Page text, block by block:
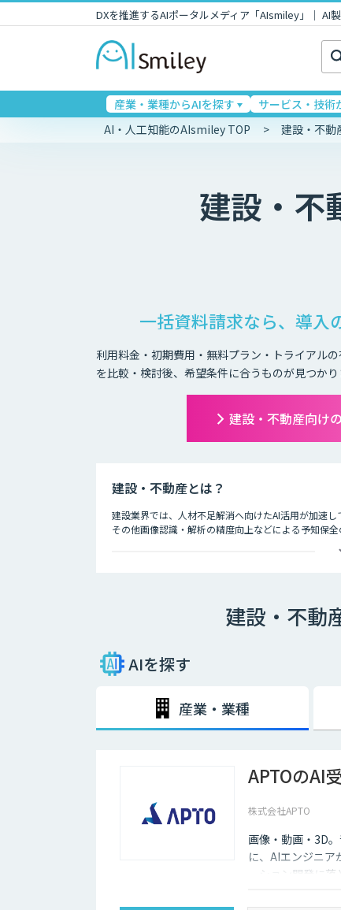
DXを推進するAIポータルメディア「AIsmiley」｜ AI
検
索:
産業・業種からAIを探す サービス・技術
AI・人工知能のAIsmiley TOP 建設・不動
建設・不
一括資料請求なら、導入
利用料金・初期費用・無料プラン・トライアル
を比較・検討後、希望条件に合うものが見つか
建設・不動産向け
建設・不動産とは？
建設業界では、人材不足解消へ向けたAI活用が加速
その他画像認識・解析の精度向上などによる予知保
客対応等においてAIが活用されています。例として
建設・不動
AIを探す
産業・業種
APTOのAI
株式会社APTO
画像・動画・3D
に、AIエンジニア
ーション開発に